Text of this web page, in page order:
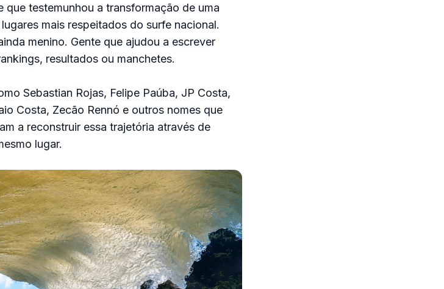
testemunhou a transformação de uma
mais respeitados do surfe nacional.
menino. Gente que ajudou a escrever
resultados ou manchetes.
Sebastian Rojas, Felipe Paúba, JP Costa,
Costa, Zecão Rennó e outros nomes que
a reconstruir essa trajetória através de
lugar.